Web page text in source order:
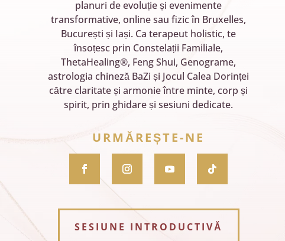
planuri de evoluție și evenimente
transformative, online sau fizic în Bruxelles,
București și Iași. Ca terapeut holistic, te
însoțesc prin Constelații Familiale,
ThetaHealing®, Feng Shui, Genograme,
astrologia chineză BaZi și Jocul Calea Dorinței
către claritate și armonie între minte, corp și
spirit, prin ghidare și sesiuni dedicate.
URMĂREȘTE-NE
SESIUNE INTRODUCTIVĂ